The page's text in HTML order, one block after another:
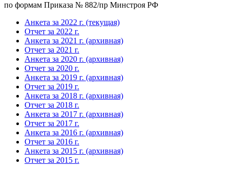
по формам Приказа № 882/пр Минстроя РФ
Анкета за 2022 г. (текущая)
Отчет за 2022 г.
Анкета за 2021 г. (архивная)
Отчет за 2021 г.
Анкета за 2020 г. (архивная)
Отчет за 2020 г.
Анкета за 2019 г. (архивная)
Отчет за 2019 г.
Анкета за 2018 г. (архивная)
Отчет за 2018 г.
Анкета за 2017 г. (архивная)
Отчет за 2017 г.
Анкета за 2016 г. (архивная)
Отчет за 2016 г.
Анкета за 2015 г. (архивная)
Отчет за 2015 г.